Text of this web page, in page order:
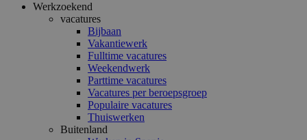
Werkzoekend
vacatures
Bijbaan
Vakantiewerk
Fulltime vacatures
Weekendwerk
Parttime vacatures
Vacatures per beroepsgroep
Populaire vacatures
Thuiswerken
Buitenland